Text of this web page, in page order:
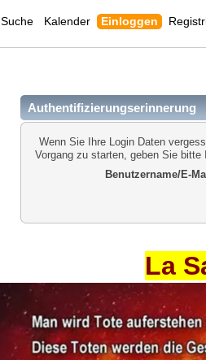
Suche Kalender Einloggen
Authentifizierungserinnerung
Wenn Sie Ihre Login Daten
Vorgang zu starten, geben Sie
Benutzername/E-
La